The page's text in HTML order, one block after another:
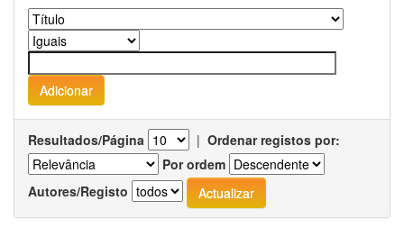
Resultados/Página | Ordenar registos por:
Por ordem
Autores/Registo